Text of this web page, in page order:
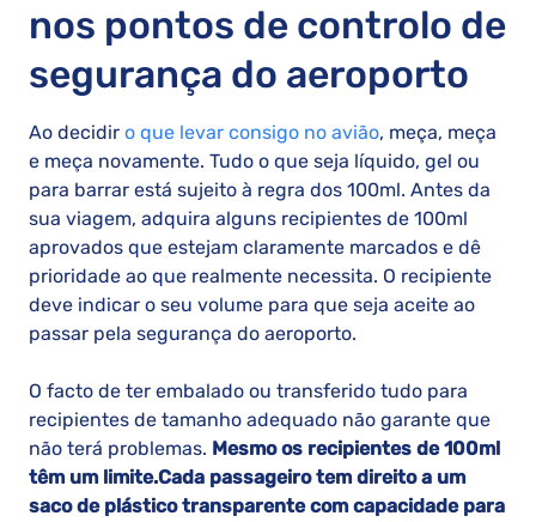
nos pontos de controlo de
segurança do aeroporto
Ao decidir o que levar consigo no avião, meça, meça
e meça novamente. Tudo o que seja líquido, gel ou
para barrar está sujeito à regra dos 100ml. Antes da
sua viagem, adquira alguns recipientes de 100ml
aprovados que estejam claramente marcados e dê
prioridade ao que realmente necessita. O recipiente
deve indicar o seu volume para que seja aceite ao
passar pela segurança do aeroporto.
O facto de ter embalado ou transferido tudo para
recipientes de tamanho adequado não garante que
não terá problemas. Mesmo os recipientes de 100ml
têm um limite.Cada passageiro tem direito a um
saco de plástico transparente com capacidade para